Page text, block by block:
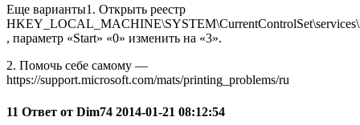
Еще варианты1. Открыть реестр
, параметр «Start» «0» изменить на «3».
2. Помочь себе самому —
https://support.microsoft.com/mats/printing_problems/ru
11 Ответ от Dim74 2014-01-21 08:12:54